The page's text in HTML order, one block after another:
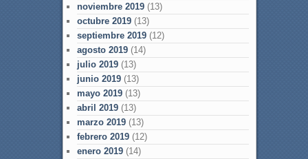
noviembre 2019(13)
octubre 2019(13)
septiembre 2019(12)
agosto 2019(14)
julio 2019(13)
junio 2019(13)
mayo 2019(13)
abril 2019(13)
marzo 2019(13)
febrero 2019(12)
enero 2019(14)